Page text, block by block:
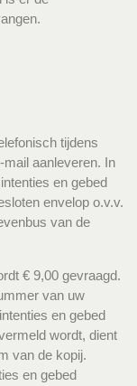
tijdens
aanleveren. In
en gebed
envelop o.v.v.
van de
€ 9,00 gevraagd.
van uw
en gebed
wordt, dient
van de kopij.
en gebed